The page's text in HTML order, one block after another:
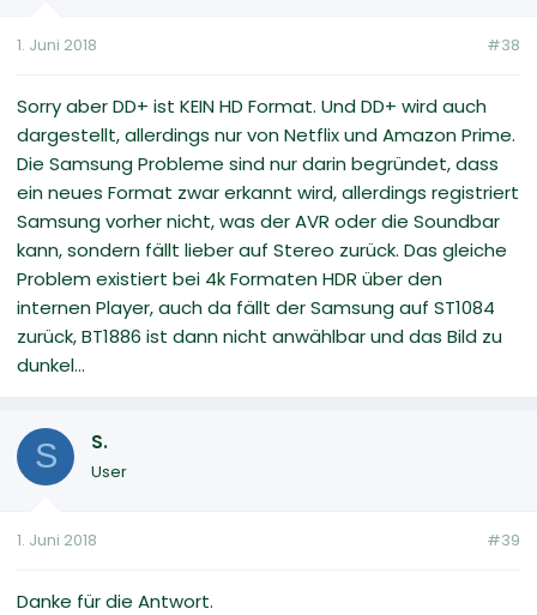
1. Juni 2018 #38
Sorry aber DD+ ist KEIN HD Format. Und DD+ wird auch
dargestellt, allerdings nur von Netflix und Amazon Prime.
Die Samsung Probleme sind nur darin begründet, dass
ein neues Format zwar erkannt wird, allerdings registriert
Samsung vorher nicht, was der AVR oder die Soundbar
kann, sondern fällt lieber auf Stereo zurück. Das gleiche
Problem existiert bei 4k Formaten HDR über den
internen Player, auch da fällt der Samsung auf ST1084
zurück, BT1886 ist dann nicht anwählbar und das Bild zu
dunkel...
S S.
User
1. Juni 2018 #39
Danke für die Antwort.